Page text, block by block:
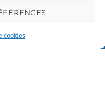
cookies